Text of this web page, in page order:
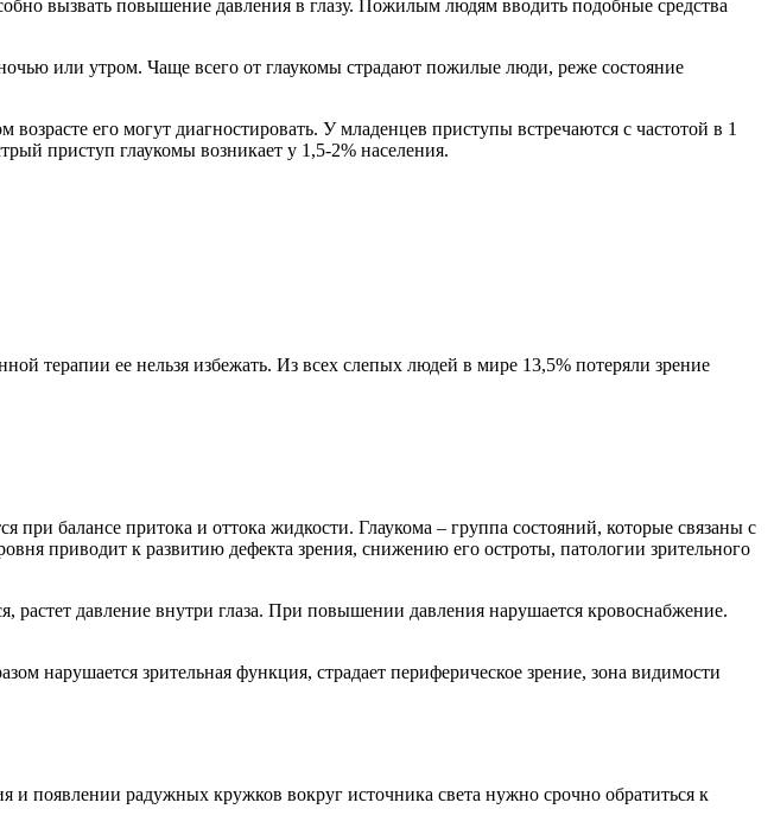
вызвать повышение давления в глазу. Пожилым людям вводить подобные средства
или утром. Чаще всего от глаукомы страдают пожилые люди, реже состояние
его могут диагностировать. У младенцев приступы встречаются с частотой в 1
приступ глаукомы возникает у 1,5-2% населения.
терапии ее нельзя избежать. Из всех слепых людей в мире 13,5% потеряли зрение
при балансе притока и оттока жидкости. Глаукома – группа состояний, которые связаны с
приводит к развитию дефекта зрения, снижению его остроты, патологии зрительного
растет давление внутри глаза. При повышении давления нарушается кровоснабжение.
нарушается зрительная функция, страдает периферическое зрение, зона видимости
и появлении радужных кружков вокруг источника света нужно срочно обратиться к